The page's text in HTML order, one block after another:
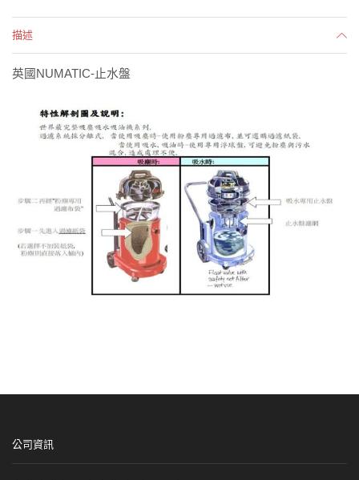
描述
英國NUMATIC-止水盤
公司資訊